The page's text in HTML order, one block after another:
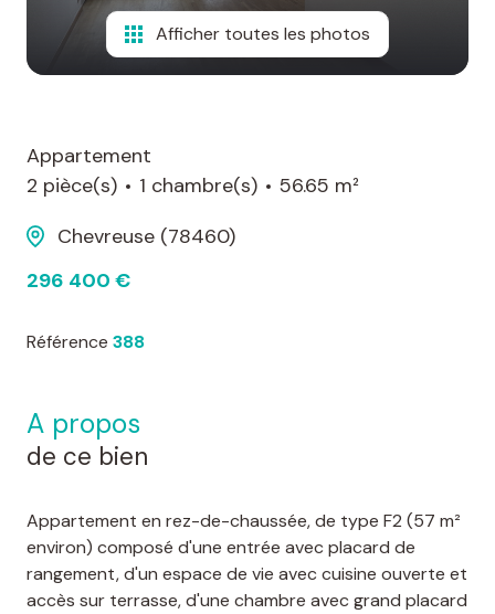
Afficher toutes les photos
Appartement
2 pièce(s)
1 chambre(s)
56.65 m²
Chevreuse (78460)
296 400 €
Référence 388
a propos
de ce bien
Appartement en rez-de-chaussée, de type F2 (57 m²
environ) composé d'une entrée avec placard de
rangement, d'un espace de vie avec cuisine ouverte et
accès sur terrasse, d'une chambre avec grand placard